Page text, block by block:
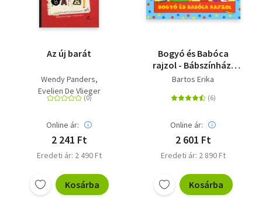
Az új barát
Wendy Panders
Evelien De Vlieger
Online ár:
2 241 Ft
Eredeti ár: 2 490 Ft
Kosárba
Bogyó és Babóca
rajzol - Bábszínház,
Kavicsok
Bartos Erika
Online ár:
2 601 Ft
Eredeti ár: 2 890 Ft
Kosárba